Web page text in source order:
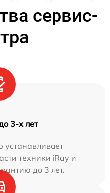
сервис-
3-х лет
устанавливает
техники iRay и
до 3 лет.